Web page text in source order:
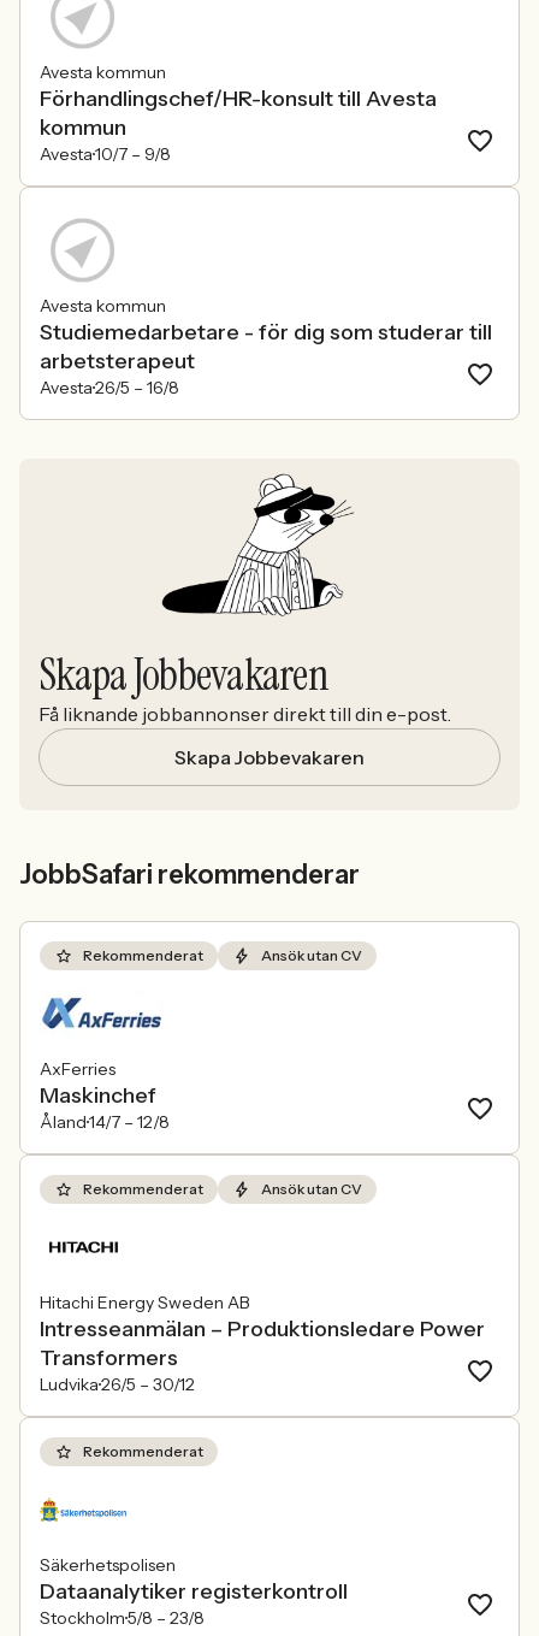
Avesta kommun
Förhandlingschef/HR-konsult till Avesta
kommun
Avesta10/7 – 9/8
Avesta kommun
Studiemedarbetare - för dig som studerar till
arbetsterapeut
Avesta26/5 – 16/8
Skapa Jobbevakaren
Få liknande jobbannonser direkt till din e-post.
Skapa Jobbevakaren
JobbSafari rekommenderar
Rekommenderat Ansök utan CV
AxFerries
Maskinchef
Åland14/7 – 12/8
Rekommenderat Ansök utan CV
Hitachi Energy Sweden AB
Intresseanmälan – Produktionsledare Power
Transformers
Ludvika26/5 – 30/12
Rekommenderat
Säkerhetspolisen
Dataanalytiker registerkontroll
Stockholm5/8 – 23/8